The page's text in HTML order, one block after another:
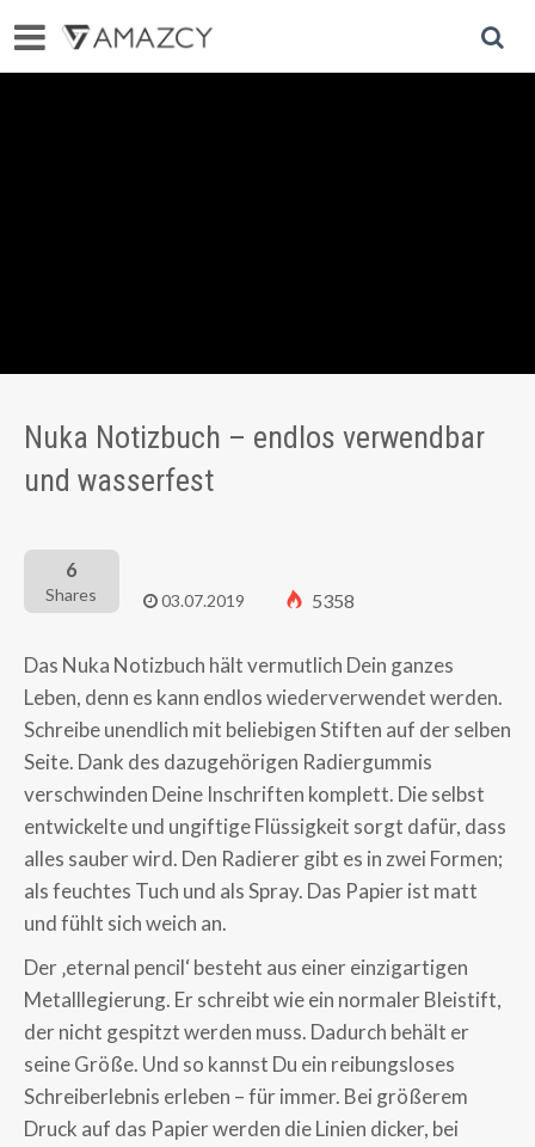
Nuka Notizbuch – endlos verwendbar
und wasserfest
6
Shares 03.07.2019 5358
Das Nuka Notizbuch hält vermutlich Dein ganzes
Leben, denn es kann endlos wiederverwendet werden.
Schreibe unendlich mit beliebigen Stiften auf der selben
Seite. Dank des dazugehörigen Radiergummis
verschwinden Deine Inschriften komplett. Die selbst
entwickelte und ungiftige Flüssigkeit sorgt dafür, dass
alles sauber wird. Den Radierer gibt es in zwei Formen;
als feuchtes Tuch und als Spray. Das Papier ist matt
und fühlt sich weich an.
Der ‚eternal pencil‘ besteht aus einer einzigartigen
Metalllegierung. Er schreibt wie ein normaler Bleistift,
der nicht gespitzt werden muss. Dadurch behält er
seine Größe. Und so kannst Du ein reibungsloses
Schreiberlebnis erleben – für immer. Bei größerem
Druck auf das Papier werden die Linien dicker, bei